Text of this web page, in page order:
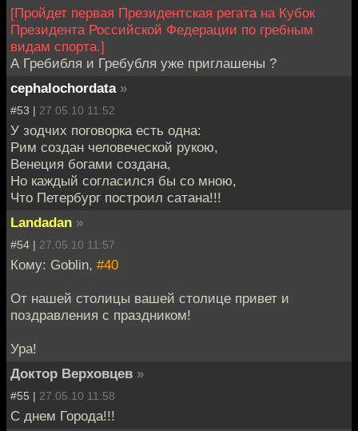
[Пройдет первая Президентская регата на Кубок
Президента Российской Федерации по гребным
видам спорта.]
А Гребибля и Гребубля уже приглашены ?
cephalochordata »
#53 | 27.05.10 11:52
У зодчих поговорка есть одна:
Рим создан человеческой рукою,
Венеция богами создана,
Но каждый согласился бы со мною,
Что Петербург построил сатана!!!
Landadan »
#54 | 27.05.10 11:57
Кому: Goblin, #40
От нашей столицы вашей столице привет и
поздравления с праздником!
Ура!
Доктор Верховцев »
#55 | 27.05.10 11:58
С днем Города!!!